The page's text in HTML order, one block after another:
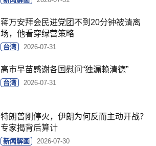
蒋万安拜会民进党团不到20分钟被请离
场，他看穿绿营策略
台湾 2026-07-31
高市早苗感谢各国慰问“独漏赖清德”
台湾 2026-07-31
特朗普刚停火，伊朗为何反而主动开战？
专家揭背后算计
新闻解画 2026-07-30